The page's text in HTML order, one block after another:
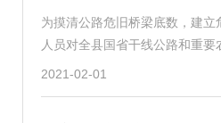
为摸清公路危旧桥梁底数，建
人员对全县国省干线公路和重
2021-02-01